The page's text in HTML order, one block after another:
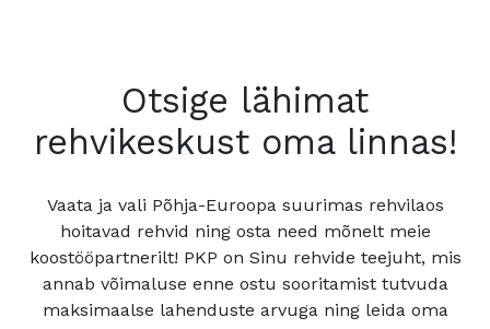
Otsige lähimat
rehvikeskust oma linnas!
Vaata ja vali Põhja-Euroopa suurimas rehvilaos
hoitavad rehvid ning osta need mõnelt meie
koostööpartnerilt! PKP on Sinu rehvide teejuht, mis
annab võimaluse enne ostu sooritamist tutvuda
maksimaalse lahenduste arvuga ning leida oma